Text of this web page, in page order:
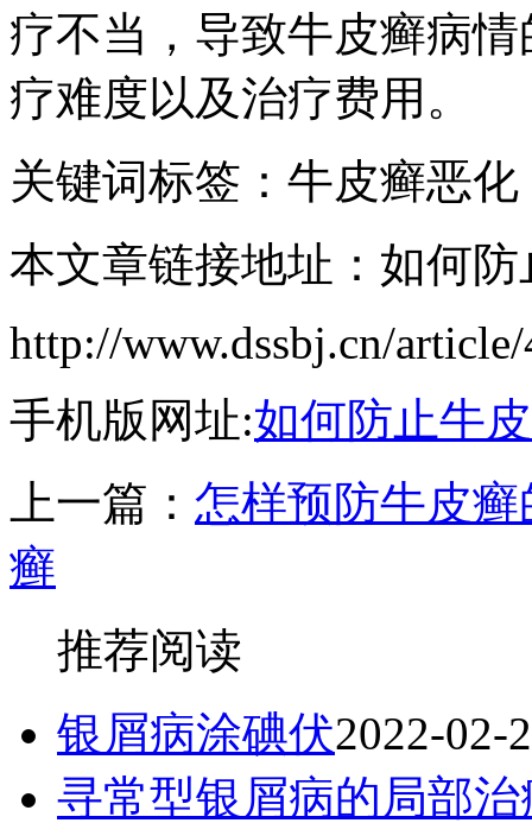
疗不当，导致牛皮癣病
疗难度以及治疗费用。
关键词标签：牛皮癣恶化
本文章链接地址：如何
http://www.dssbj.cn/
手机版网址:如何防止牛
上一篇： 怎样预防牛皮癣
癣
推荐阅读
银屑病涂碘伏2022-02-
寻常型银屑病的局部治